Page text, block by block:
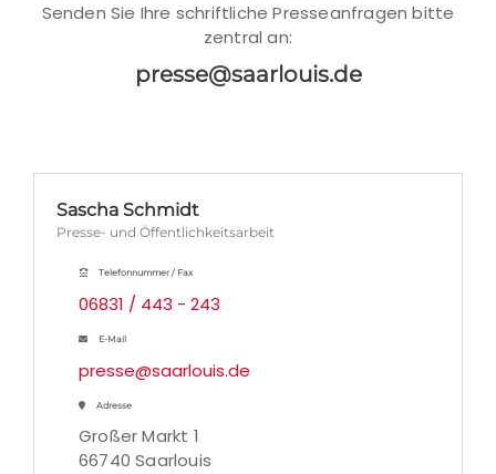
Senden Sie Ihre schriftliche Presseanfragen bitte
zentral an:
presse@saarlouis.de
Sascha Schmidt
Presse- und Öffentlichkeitsarbeit
Telefonnummer / Fax
06831 / 443 - 243
E-Mail
presse@saarlouis.de
Adresse
Großer Markt 1
66740 Saarlouis